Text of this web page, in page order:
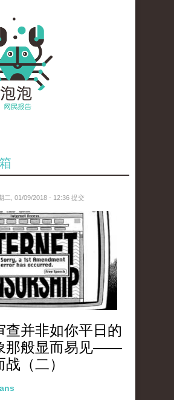
二, 01/09/2018 - 12:36 提交
查并非如你平日的
那般显而易见——
（二）